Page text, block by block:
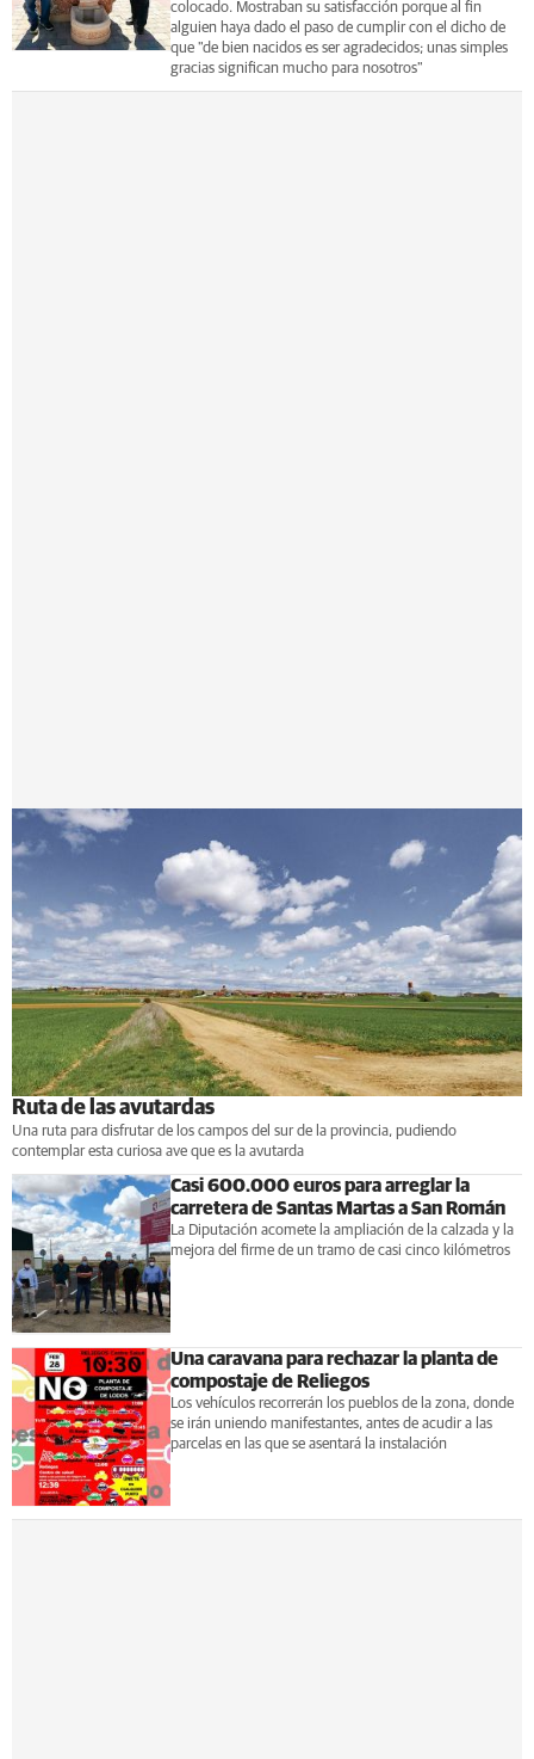
colocado. Mostraban su satisfacción porque al fin
alguien haya dado el paso de cumplir con el dicho de
que "de bien nacidos es ser agradecidos; unas simples
gracias significan mucho para nosotros"
Ruta de las avutardas
Una ruta para disfrutar de los campos del sur de la provincia, pudiendo
contemplar esta curiosa ave que es la avutarda
Casi 600.000 euros para arreglar la
carretera de Santas Martas a San Román
La Diputación acomete la ampliación de la calzada y la
mejora del firme de un tramo de casi cinco kilómetros
Una caravana para rechazar la planta de
compostaje de Reliegos
Los vehículos recorrerán los pueblos de la zona, donde
se irán uniendo manifestantes, antes de acudir a las
parcelas en las que se asentará la instalación